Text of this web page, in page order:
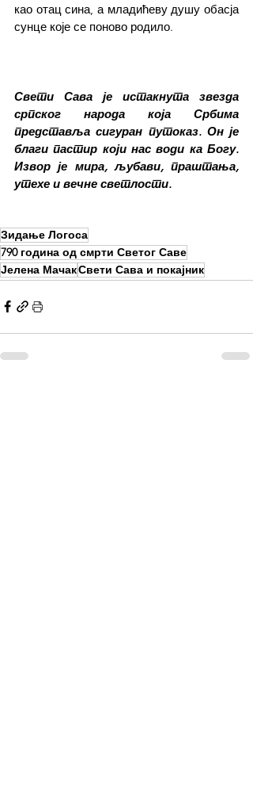
као отац сина, а младићеву душу обасја
сунце које се поново родило.
Свети Сава је истакнута звезда
српског народа која Србима
представља сигуран путоказ. Он је
благи пастир који нас води ка Богу.
Извор је мира, љубави, праштања,
утехе и вечне светлости.
Зидање Логоса
790 година од смрти Светог Саве
Јелена МачакСвети Сава и покајник